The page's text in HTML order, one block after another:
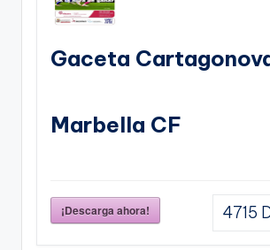
Gaceta
Marbella CF
¡Descarga ahora! 4715